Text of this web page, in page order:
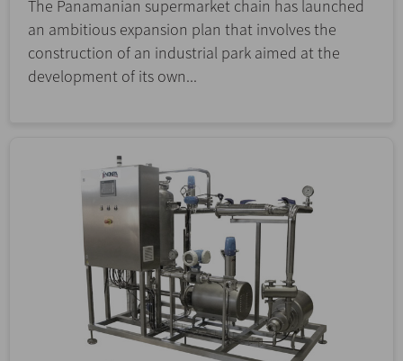
The Panamanian supermarket chain has launched
an ambitious expansion plan that involves the
construction of an industrial park aimed at the
development of its own...